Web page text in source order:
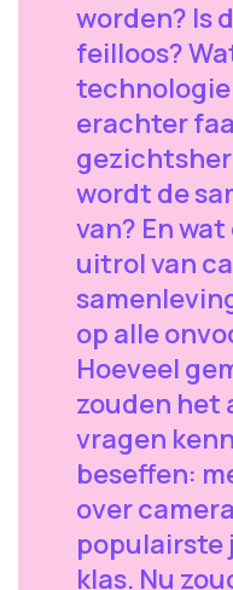
worden? Is
feilloos?
erachter
wordt de
van? En
uitrol van
op alle
Hoeveel
zouden het
vragen
beseffen:
over
populairste
klas. Nu